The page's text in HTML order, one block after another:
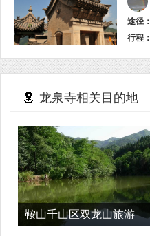
途径：
行程：
龙泉寺相关目的地
鞍山千山区双龙山旅游